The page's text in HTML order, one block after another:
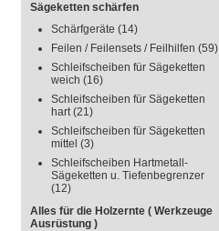
Sägeketten schärfen
Schärfgeräte (14)
Feilen / Feilensets / Feilhilfen (59)
Schleifscheiben für Sägeketten
weich (16)
Schleifscheiben für Sägeketten
hart(21)
Schleifscheiben für Sägeketten
mittel (3)
Schleifscheiben Hartmetall-
Sägeketten u. Tiefenbegrenzer
(12)
Alles für die Holzernte ( Werkzeuge
Ausrüstung )